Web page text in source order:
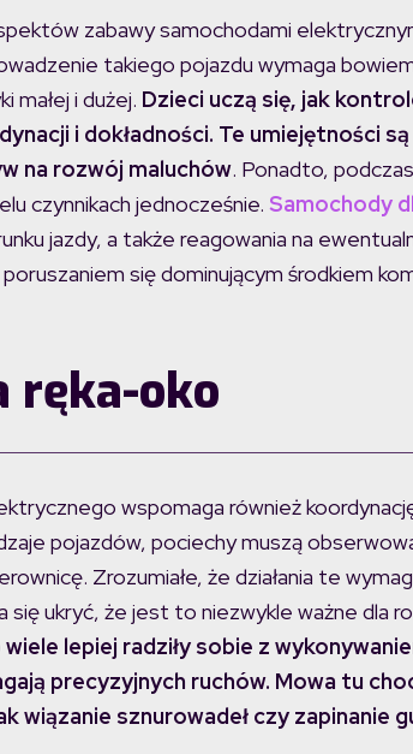
zabawy samochodami
takiego pojazdu wymaga
małej i dużej. Dzieci uczą się, jak
i dokładności. Te umiejętności
na rozwój maluchów. Ponadto,
czynnikach jednocześnie. Samochody
jazdy, a także reagowania na
się dominującym środkiem
ręka-oko
wspomaga również
pojazdów, pociechy muszą
Zrozumiałe, że działania te
się ukryć, że jest to niezwykle ważne dla
lepiej radziły sobie z
precyzyjnych ruchów. Mowa tu
wiązanie sznurowadeł czy zapinanie